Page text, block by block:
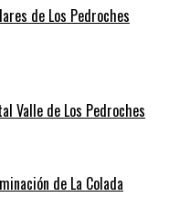
de Los Pedroches
Valle de Los Pedroches
de La Colada